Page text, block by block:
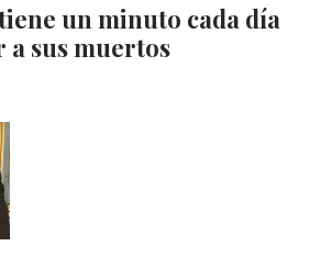
un minuto cada día
sus muertos